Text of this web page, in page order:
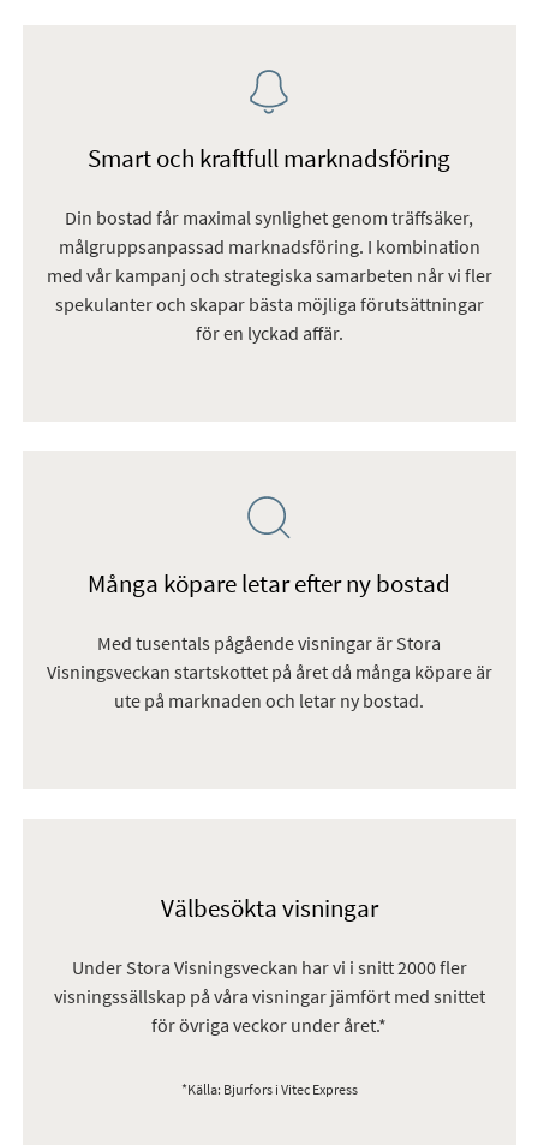
Smart och kraftfull marknadsföring
Din bostad får maximal synlighet genom träffsäker,
målgruppsanpassad marknadsföring. I kombination
med vår kampanj och strategiska samarbeten når vi fler
spekulanter och skapar bästa möjliga förutsättningar
för en lyckad affär.
Många köpare letar efter ny bostad
Med tusentals pågående visningar är Stora
Visningsveckan startskottet på året då många köpare är
ute på marknaden och letar ny bostad.
Välbesökta visningar
Under Stora Visningsveckan har vi i snitt 2000 fler
visningssällskap på våra visningar jämfört med snittet
för övriga veckor under året.*
*Källa: Bjurfors i Vitec Express